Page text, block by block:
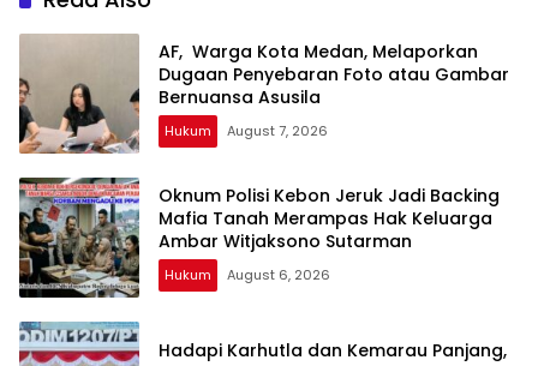
AF, Warga Kota Medan, Melaporkan
Dugaan Penyebaran Foto atau Gambar
Bernuansa Asusila
Hukum August 7, 2026
Oknum Polisi Kebon Jeruk Jadi Backing
Mafia Tanah Merampas Hak Keluarga
Ambar Witjaksono Sutarman
Hukum August 6, 2026
Hadapi Karhutla dan Kemarau Panjang,